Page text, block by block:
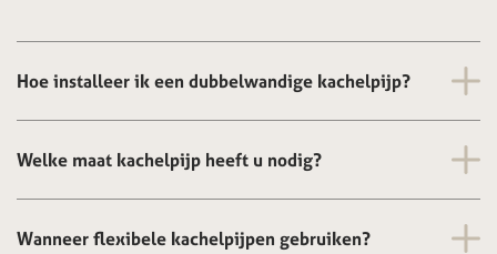
Hoe installeer ik een dubbelwandige kachelpijp?
Welke maat kachelpijp heeft u nodig?
Wanneer flexibele kachelpijpen gebruiken?